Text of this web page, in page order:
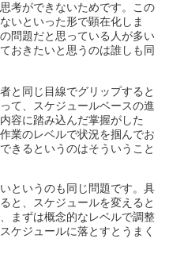
考ができないためです。この
いといった形で顕在化しま
問題だと思っている人が多い
おきたいと思うのは誰しも同
と同じ目線でグリップすると
て、スケジュールベースの進
容に踏み込んだ掌握がした
業のレベルで状況を掴んでお
きるというのはそういうこと
というのも同じ問題です。具
と、スケジュールを変えると
まずは概念的なレベルで調整
ケジュールに落とすとうまく